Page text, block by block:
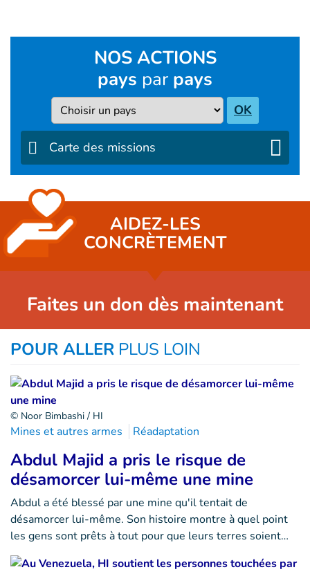
NOS ACTIONS
pays par pays
Pays OK
Carte des missions
AIDEZ-LES
CONCRÈTEMENT
Faites un don dès maintenant
POUR ALLER PLUS LOIN
© Noor Bimbashi / HI
Mines et autres armes Réadaptation
Abdul Majid a pris le risque de
désamorcer lui-même une mine
Abdul a été blessé par une mine qu'il tentait de
désamorcer lui-même. Son histoire montre à quel point
les gens sont prêts à tout pour que leurs terres soient…